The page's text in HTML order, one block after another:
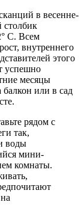
в весенне-
столбик
C. Всем
внутреннего
этого
успешно
месяцы
или в сад
рядом с
так,
воды
мини-
комнаты.